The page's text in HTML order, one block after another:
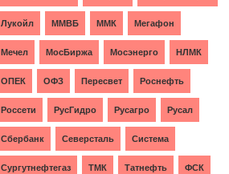
Лукойл ММВБ ММК Мегафон
Мечел МосБиржа Мосэнерго НЛМК
ОПЕК ОФЗ Пересвет Роснефть
Россети РусГидро Русагро Русал
Сбербанк Северсталь Система
Сургутнефтегаз ТМК Татнефть ФСК